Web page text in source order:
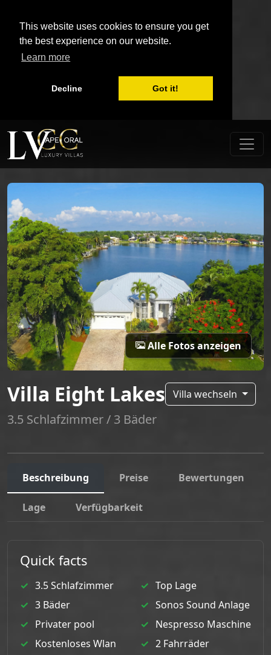
This website uses cookies to ensure you get
the best experience on our website.
Learn more
Decline Got it!
Alle Fotos anzeigen
Villa Eight Lakes Villa wechseln
3.5 Schlafzimmer / 3 Bäder
Beschreibung Preise Bewertungen
Lage Verfügbarkeit
Quick facts
3.5 Schlafzimmer
3 Bäder
Privater pool
Kostenloses Wlan
Top Lage
Sonos Sound Anlage
Nespresso Maschine
2 Fahrräder